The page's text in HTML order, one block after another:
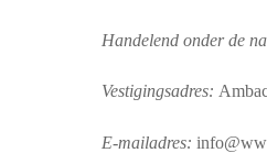
Handelend onder de
Vestigingsadres:
E-mailadres: